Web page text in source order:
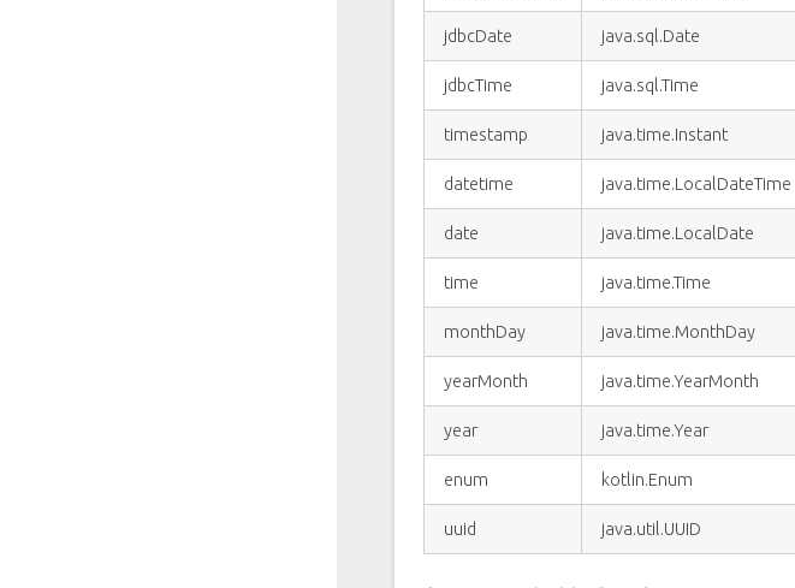
jdbcDate java.sql.Date
jdbcTime java.sql.Time
timestamp java.time.Instant
datetime java.time.LocalDateTime
date java.time.LocalDate
time java.time.Time
monthDay java.time.MonthDay
yearMonth java.time.YearMonth
year java.time.Year
enum kotlin.Enum
uuid java.util.UUID